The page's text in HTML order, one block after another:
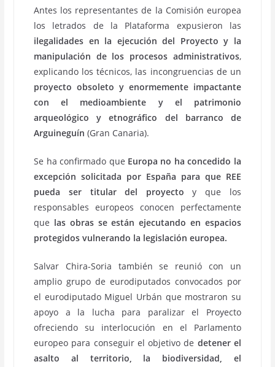
Antes los representantes de la Comisión europea
los letrados de la Plataforma expusieron las
ilegalidades en la ejecución del Proyecto y la
manipulación de los procesos administrativos,
explicando los técnicos, las incongruencias de un
proyecto obsoleto y enormemente impactante
con el medioambiente y el patrimonio
arqueológico y etnográfico del
barranco de
Arguineguín (Gran Canaria).
Se ha confirmado que Europa no ha concedido la
excepción solicitada por España para que REE
pueda ser titular del proyectoy que los
responsables europeos conocen perfectamente
que las obras se están ejecutando en espacios
protegidos vulnerando la legislación europea.
Salvar Chira-Soria también se reunió con un
amplio grupo de eurodiputados convocados por
el eurodiputado Miguel Urbán que mostraron su
apoyo a la lucha para paralizar el Proyecto
ofreciendo su interlocución en el Parlamento
europeo para conseguir el objetivo de detener el
asalto al territorio, la biodiversidad, el